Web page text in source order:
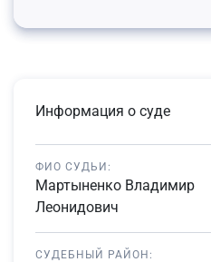
Информация о суде
ФИО СУДЬИ:
Мартыненко Владимир
Леонидович
СУДЕБНЫЙ РАЙОН: